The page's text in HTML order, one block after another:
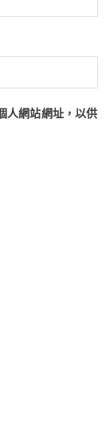
人網站網址，以供